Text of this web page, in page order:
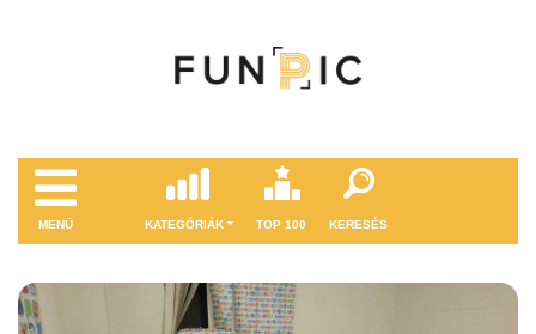
MENÜ KATEGÓRIÁK TOP 100 KERESÉS